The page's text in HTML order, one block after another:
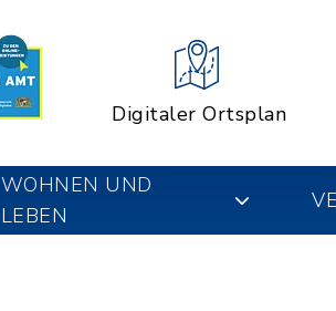
Digitaler Ortsplan
WOHNEN UND
LEBEN